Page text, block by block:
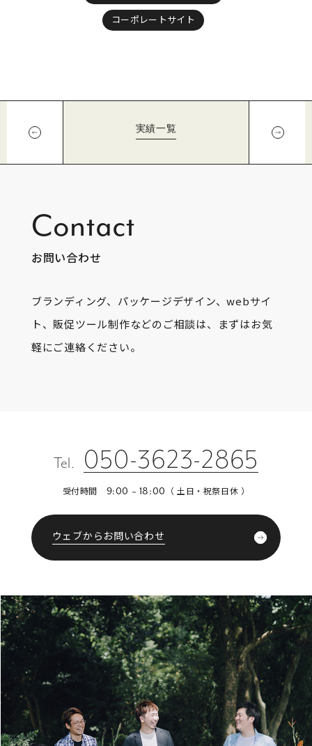
コーポレートサイト
実績一覧
Contact
お問い合わせ
ブランディング、パッケージデザイン、webサイ
ト、販促ツール制作などのご相談は、まずはお気
軽にご連絡ください。
Tel. 050-3623-2865
受付時間 9:00 ~ 18:00 （ 土日・祝祭日休 ）
ウェブからお問い合わせ